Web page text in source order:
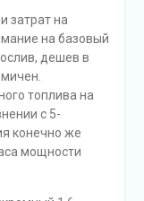
затрат на
на базовый
дешев в
топлива на
с 5-
конечно же
мощности